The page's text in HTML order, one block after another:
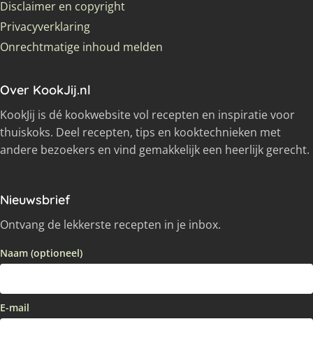
Disclaimer en copyright
Privacyverklaring
Onrechtmatige inhoud melden
Over KookJij.nl
KookJij is dé kookwebsite vol recepten en inspiratie voor
thuiskoks. Deel recepten, tips en kooktechnieken met
andere bezoekers en vind gemakkelijk een heerlijk gerecht.
Nieuwsbrief
Ontvang de lekkerste recepten in je inbox.
Naam (optioneel)
E-mail